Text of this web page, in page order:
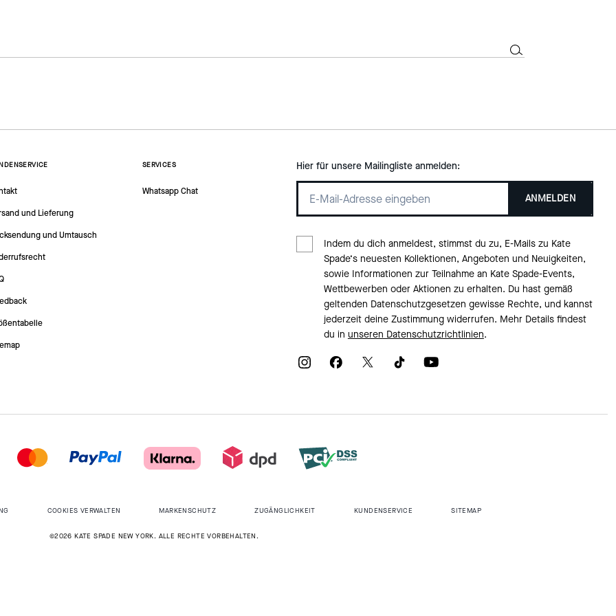
und Lieferung
und Umtausch
SERVICES
Whatsapp Chat
Hier für unsere Mailingliste anmelden:
ANMELDEN
Indem du dich anmeldest, stimmst du zu, E-Mails zu Kate
Spade‘s neuesten Kollektionen, Angeboten und Neuigkeiten,
sowie Informationen zur Teilnahme an Kate Spade-Events,
Wettbewerben oder Aktionen zu erhalten. Du hast gemäß
geltenden Datenschutzgesetzen gewisse Rechte, und kannst
jederzeit deine Zustimmung widerrufen. Mehr Details findest
du in unseren Datenschutzrichtlinien.
COOKIES VERWALTEN MARKENSCHUTZ ZUGÄNGLICHKEIT KUNDENSERVICE SITEMAP
©2026 KATE SPADE NEW YORK. ALLE RECHTE VORBEHALTEN.